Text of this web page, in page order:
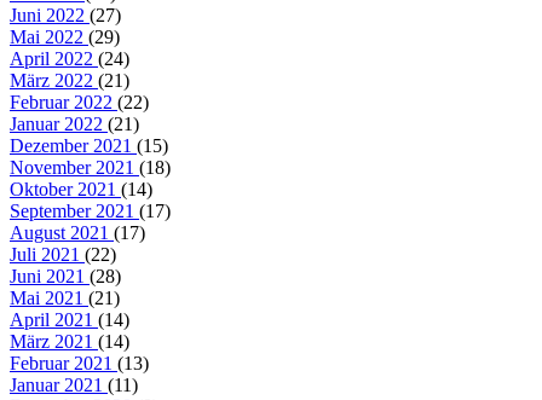
Juni 2022 (27)
Mai 2022 (29)
April 2022 (24)
März 2022 (21)
Februar 2022 (22)
Januar 2022 (21)
Dezember 2021 (15)
November 2021 (18)
Oktober 2021 (14)
September 2021 (17)
August 2021 (17)
Juli 2021 (22)
Juni 2021 (28)
Mai 2021 (21)
April 2021 (14)
März 2021 (14)
Februar 2021 (13)
Januar 2021 (11)